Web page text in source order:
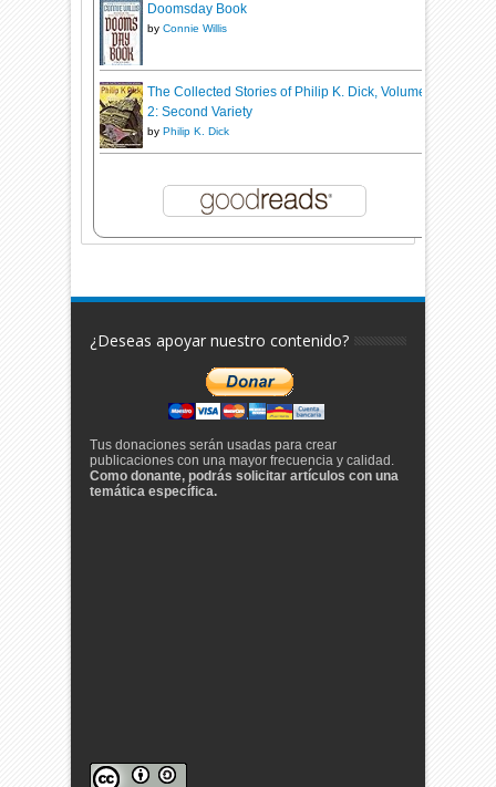
Doomsday Book
byConnie Willis
The Collected Stories of Philip K. Dick, Volume
2: Second Variety
by Philip K. Dick
¿Deseas apoyar nuestro contenido?
Tus donaciones serán usadas para crear
publicaciones con una mayor frecuencia y calidad.
Como donante, podrás solicitar artículos con una
temática específica.